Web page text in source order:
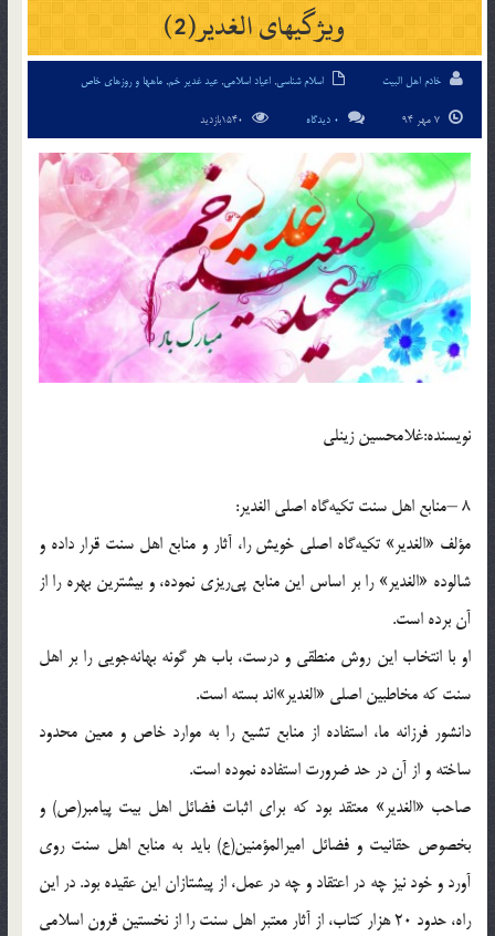
ویژگیهای الغدیر(2)
خادم اهل البیت اسلام شناسی, اعیاد اسلامی,عید غدیر خم, ماهها و روزهای خاص
0 دیدگاه
نويسنده:غلامحسین زینلی
8 –منابع اهل سنت تکیه‌گاه اصلی الغدیر:
مؤلف «الغدیر» تکیه‌گاه اصلی خویش را، آثار و منابع اهل سنت قرار داده و
شالوده «الغدیر» را بر اساس این منابع پی‌ریزی نموده، و بیشترین بهره را از
آن برده است.
او با انتخاب این روش منطقی و درست، باب هر گونه بهانه‌جویی را بر اهل
سنت که مخاطبین اصلی «الغدیر»اند بسته است.
دانشور فرزانه ما، استفاده از منابع تشیع را به موارد خاص و معین محدود
ساخته و از آن در حد ضرورت استفاده نموده است.
صاحب «الغدیر» معتقد بود که برای اثبات فضائل اهل بیت پیامبر(ص) و
بخصوص حقانیت و فضائل امیرالمؤمنین(ع) باید به منابع اهل سنت روی
آورد و خود نیز چه در اعتقاد و چه در عمل، از پیشتازان این عقیده بود. در این
راه، حدود 20 هزار کتاب، از آثار معتبر اهل سنت را از نخستین قرون اسلامی